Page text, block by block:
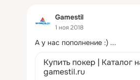
Gamestil
1 ноя 2018
А у нас пополнение :) ...
Купить покер | Каталог
gamestil.ru